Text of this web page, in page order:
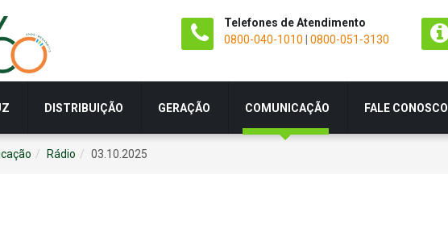
Telefones de Atendimento
0800-040-1010
0800-051-3130
DISTRIBUIÇÃO GERAÇÃO COMUNICAÇÃO FALE CONOSCO
Rádio 03.10.2025